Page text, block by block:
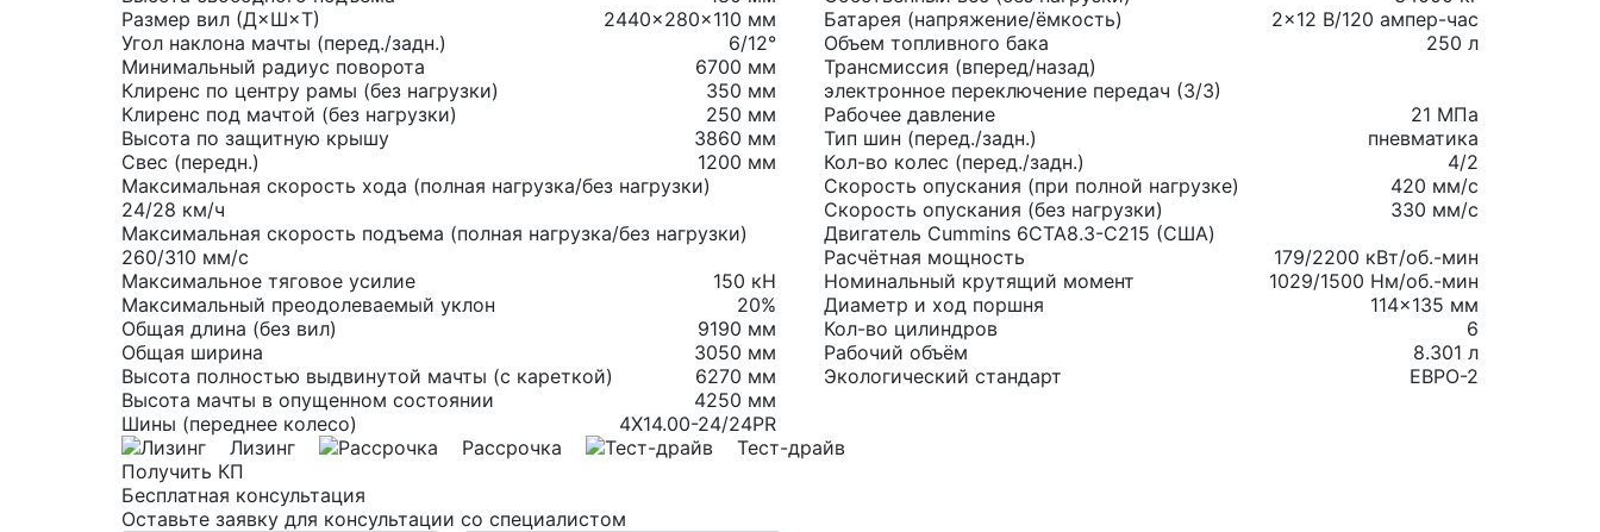
Размер вил (Д×Ш×Т)
2440×280×110 мм
Угол наклона мачты (перед./задн.)
6/12°
Минимальный радиус поворота
6700 мм
Клиренс по центру рамы (без нагрузки)
350 мм
Клиренс под мачтой (без нагрузки)
250 мм
Высота по защитную крышу
3860 мм
Свес (передн.)
1200 мм
Максимальная скорость хода (полная нагрузка/без нагрузки)
24/28 км/ч
Максимальная скорость подъема (полная нагрузка/без нагрузки)
260/310 мм/с
Максимальное тяговое усилие
150 кН
Максимальный преодолеваемый уклон
20%
Общая длина (без вил)
9190 мм
Общая ширина
3050 мм
Высота полностью выдвинутой мачты (с кареткой)
6270 мм
Высота мачты в опущенном состоянии
4250 мм
Шины (переднее колесо)
4X14.00-24/24PR
Батарея (напряжение/ёмкость)
2×12 В/120 ампер-час
Объем топливного бака
250 л
Трансмиссия (вперед/назад)
электронное переключение передач (3/3)
Рабочее давление
21 МПа
Тип шин (перед./задн.)
пневматика
Кол-во колес (перед./задн.)
4/2
Скорость опускания (при полной нагрузке)
420 мм/с
Скорость опускания (без нагрузки)
330 мм/с
Двигатель Cummins 6CTA8.3-C215 (США)
Расчётная мощность
179/2200 кВт/об.-мин
Номинальный крутящий момент
1029/1500 Нм/об.-мин
Диаметр и ход поршня
114×135 мм
Кол-во цилиндров
6
Рабочий объём
8.301 л
Экологический стандарт
ЕВРО-2
Лизинг Рассрочка
Тест-драйв
Получить КП
Бесплатная консультация
Оставьте заявку для консультации со специалистом